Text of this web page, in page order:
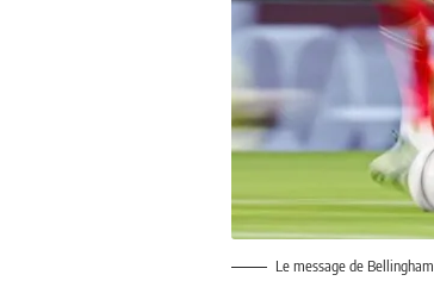
Le message de Bellingham